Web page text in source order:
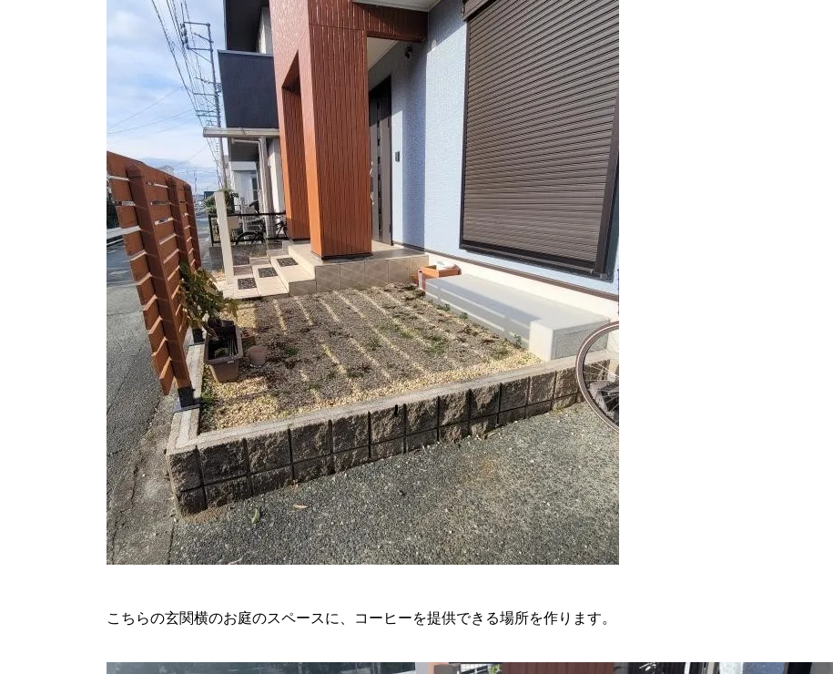
こちらの玄関横のお庭のスペースに、コーヒーを提供できる場所を作ります。